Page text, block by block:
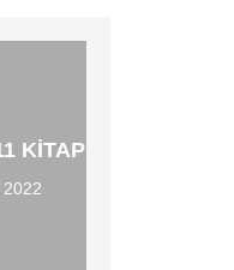
KITAP
2022